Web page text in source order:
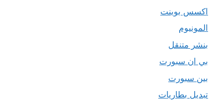
اكسس بوينت
المونيوم
بنشر متنقل
بي ان سبورت
بين سبورت
تبديل بطاريات